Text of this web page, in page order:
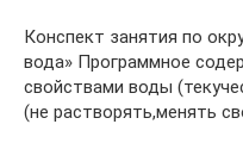
Конспект занятия по
вода» Программное
свойствами воды
(не растворять,менять